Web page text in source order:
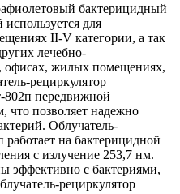
бактерицидный
для
II-V категории, а так
лечебно-
офисах, жилых помещениях,
рециркулятор
802п передвижной
что позволяет надежно
Облучатель-
на бактерицидной
с излучение 253,7 нм.
эффективно с бактериями,
рециркулятор